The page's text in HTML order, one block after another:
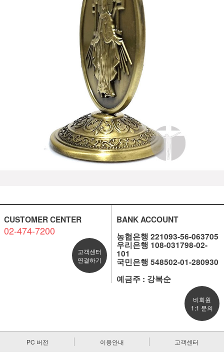
CUSTOMER CENTER
02-474-7200
고객센터
연결하기
BANK ACCOUNT
농협은행 221093-56-063705
우리은행 108-031798-02-
101
국민은행 548502-01-280930
예금주 : 강복순
비회원
1:1 문의
PC 버전 이용안내 고객센터